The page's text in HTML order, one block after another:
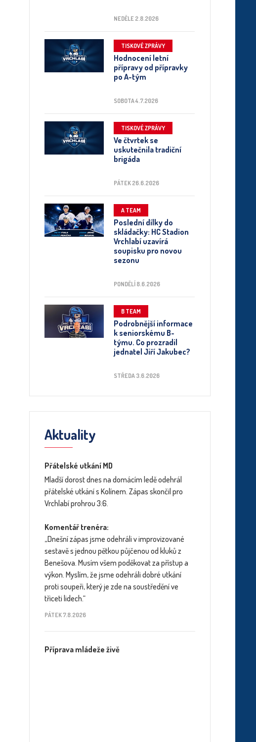
NEDĚLE 2.8.2026
TISKOVÉ ZPRÁVY
Hodnocení letní
přípravy od přípravky
po A-tým
SOBOTA 4.7.2026
TISKOVÉ ZPRÁVY
Ve čtvrtek se
uskutečnila tradiční
brigáda
PÁTEK 26.6.2026
A TEAM
Poslední dílky do
skládačky: HC Stadion
Vrchlabí uzavírá
soupisku pro novou
sezonu
PONDĚLÍ 8.6.2026
B TEAM
Podrobnější informace
k seniorskému B-
týmu. Co prozradil
jednatel Jiří Jakubec?
STŘEDA 3.6.2026
Aktuality
Přátelské utkání MD
Mladší dorost dnes na domácím ledě odehrál
přátelské utkání s Kolínem. Zápas skončil pro
Vrchlabí prohrou 3:6.
Komentář trenéra:
„Dnešní zápas jsme odehráli v improvizované
sestavě s jednou pětkou půjčenou od kluků z
Benešova. Musím všem poděkovat za přístup a
výkon. Myslím, že jsme odehráli dobré utkání
proti soupeři, který je zde na soustředění ve
třiceti lidech.“
PÁTEK 7.8.2026
Příprava mládeže živě